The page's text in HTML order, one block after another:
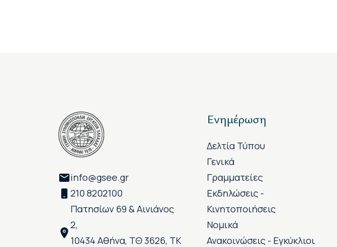
info@gsee.gr
210 8202100
Πατησίων 69 & Αινιάνος
2,
10434 Αθήνα, ΤΘ 3626, ΤΚ
Ενημέρωση
Δελτία Τύπου
Γενικά
Γραμματείες
Εκδηλώσεις -
Κινητοποιήσεις
Νομικά
Ανακοινώσεις - Εγκύκλιοι